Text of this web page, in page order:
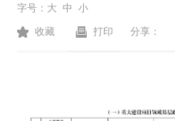
字号： 大 中 小
收藏 打印 分享：